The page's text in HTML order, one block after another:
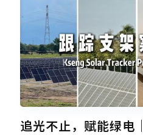
地垂直一体化生产精工制造高
支撑全球新能源推广及零碳发展
追光不止，赋能绿电